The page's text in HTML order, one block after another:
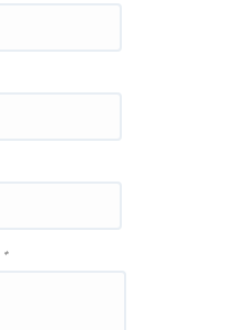
*